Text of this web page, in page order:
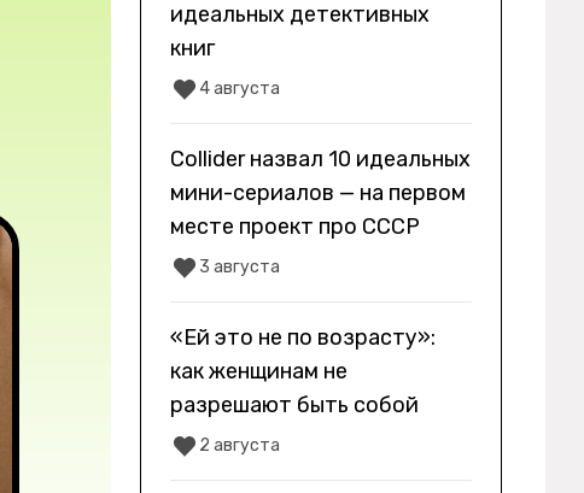
идеальных детективных
книг
4 августа
Collider назвал 10 идеальных
мини-сериалов — на первом
месте проект про СССР
3 августа
«Ей это не по возрасту»:
как женщинам не
разрешают быть собой
2 августа